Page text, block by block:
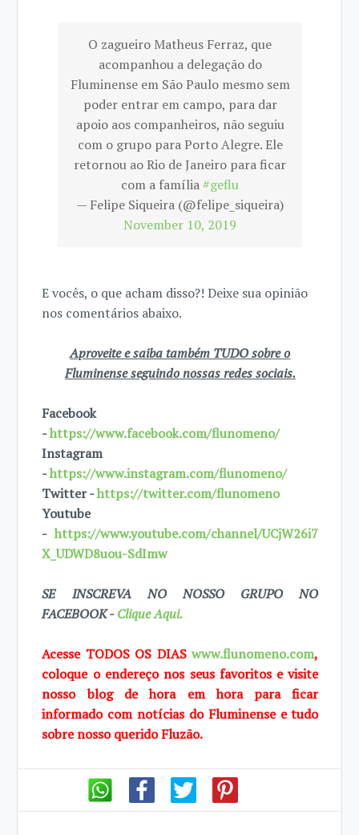
O zagueiro Matheus Ferraz, que
acompanhou a delegação do
Fluminense em São Paulo mesmo sem
poder entrar em campo, para dar
apoio aos companheiros, não seguiu
com o grupo para Porto Alegre. Ele
retornou ao Rio de Janeiro para ficar
com a família#geflu
— Felipe Siqueira (@felipe_siqueira)
November 10, 2019
E vocês, o que acham disso?! Deixe sua opinião
nos comentários abaixo.
Aproveite e saiba também TUDO sobre o
Fluminense seguindo nossas redes sociais.
Facebook
-https://www.facebook.com/flunomeno/
Instagram
-https://www.instagram.com/flunomeno/
Twitter -https://twitter.com/flunomeno
Youtube
-https://www.youtube.com/channel/UCjW26i7
X_UDWD8uou-SdImw
SE INSCREVA NO NOSSO GRUPO NO
FACEBOOK -Clique Aqui.
Acesse TODOS OS DIASwww.flunomeno.com,
coloque o endereço nos seus favoritos e visite
nosso blog de hora em hora para ficar
informado com notícias do Fluminense e tudo
sobre nosso querido Fluzão.